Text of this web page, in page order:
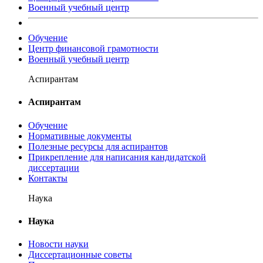
Военный учебный центр
Обучение
Центр финансовой грамотности
Военный учебный центр
Аспирантам
Аспирантам
Обучение
Нормативные документы
Полезные ресурсы для аспирантов
Прикрепление для написания кандидатской
диссертации
Контакты
Наука
Наука
Новости науки
Диссертационные советы